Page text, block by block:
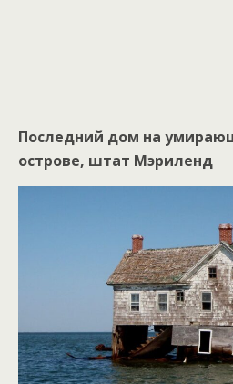
Последний дом на
острове, штат Мэриленд